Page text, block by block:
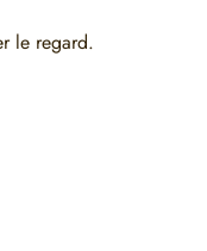
le regard.